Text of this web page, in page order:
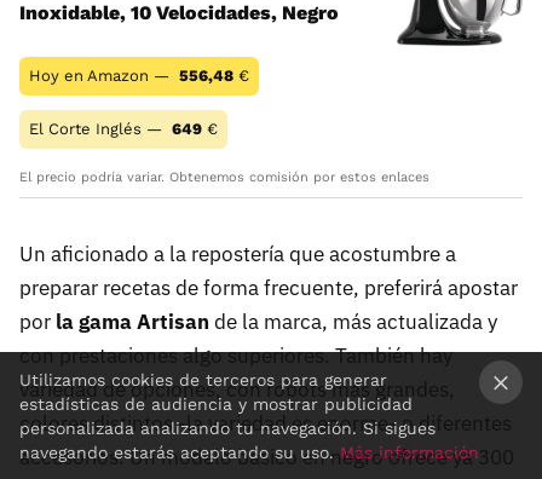
Inoxidable, 10 Velocidades, Negro
Hoy en Amazon — 556,48 €
El Corte Inglés — 649 €
El precio podría variar. Obtenemos comisión por estos enlaces
Un aficionado a la repostería que acostumbre a
preparar recetas de forma frecuente, preferirá apostar
por la gama Artisan de la marca, más actualizada y
con prestaciones algo superiores. También hay
variedad de opciones, con robots más grandes,
colores distintos -la variedad es enorme- o diferentes
accesorios. Un modelo básico en negro ofrece ya 300
×
Utilizamos cookies de terceros para generar
estadísticas de audiencia y mostrar publicidad
personalizada analizando tu navegación. Si sigues
navegando estarás aceptando su uso.Más información